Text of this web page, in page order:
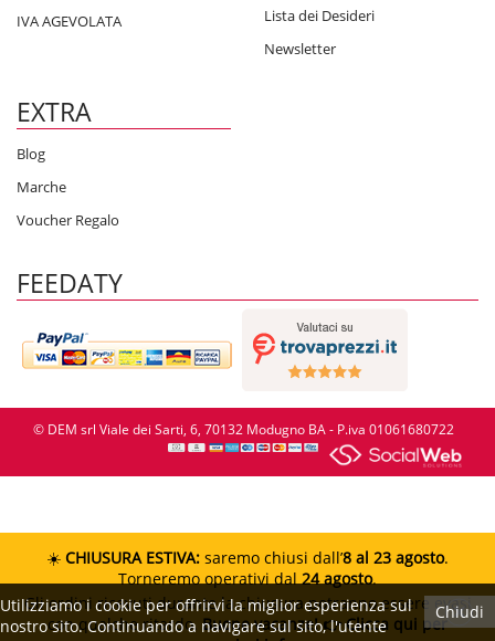
IVA AGEVOLATA
Lista dei Desideri
Newsletter
EXTRA
Blog
Marche
Voucher Regalo
FEEDATY
© DEM srl Viale dei Sarti, 6, 70132 Modugno BA - P.iva 01061680722
Chiudi
Utilizziamo i cookie per offrirvi la miglior esperienza sul
nostro sito. Continuando a navigare sul sito, l'utente
☀️ CHIUSURA ESTIVA: saremo chiusi dall’8 al 23 agosto.
Torneremo operativi dal24 agosto.
Gli ordini ricevuti durante la chiusura potranno essere evasi
con qualche ritardo. Buone vacanze!👉 Clicca qui per